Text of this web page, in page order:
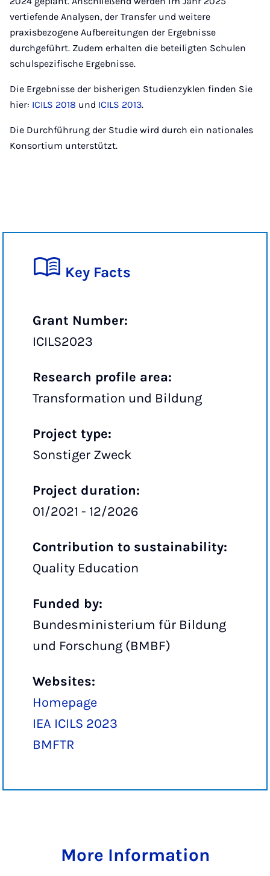
vertiefende Analysen, der Transfer und weitere
praxisbezogene Aufbereitungen der Ergebnisse
durchgeführt. Zudem erhalten die beteiligten Schulen
schulspezifische Ergebnisse.
Die Ergebnisse der bisherigen Studienzyklen finden Sie
hier: ICILS 2018 und ICILS 2013.
Die Durchführung der Studie wird durch ein nationales
Konsortium unterstützt.
Key Facts
Grant Number:
ICILS2023
Research profile area:
Transformation und Bildung
Project type:
Sonstiger Zweck
Project duration:
01/2021 - 12/2026
Contribution to sustainability:
Quality Education
Funded by:
Bundesministerium für Bildung
und Forschung (BMBF)
Websites:
Homepage
IEA ICILS 2023
BMFTR
More Information